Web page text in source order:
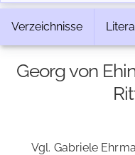
Verzeichnisse
Georg von
Vgl. Gabriele